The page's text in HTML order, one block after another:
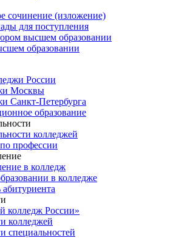
сочинение (изложение)
для поступления
высшем образовании
образовании
России
Москвы
Санкт-Петербурга
образование
колледжей
профессии
в колледж
в колледже
колледж России»
колледжей
специальностей